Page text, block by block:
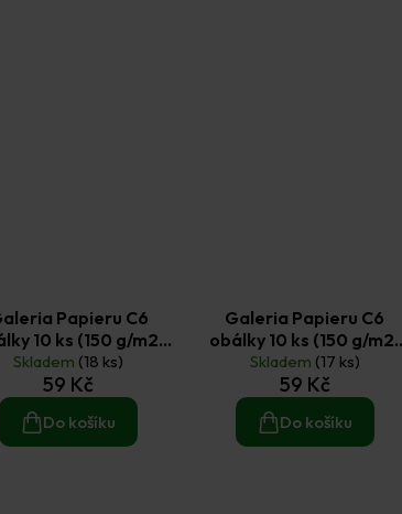
Papieru C6
10 ks (150 g/m2)
perleťové černé
Skladem (18 ks)
59 Kč
Do košíku
Galeria Papieru C6
obálky 10 ks (150 g/m2)
perleťové hnědé
Skladem (17 ks)
59 Kč
Do košíku